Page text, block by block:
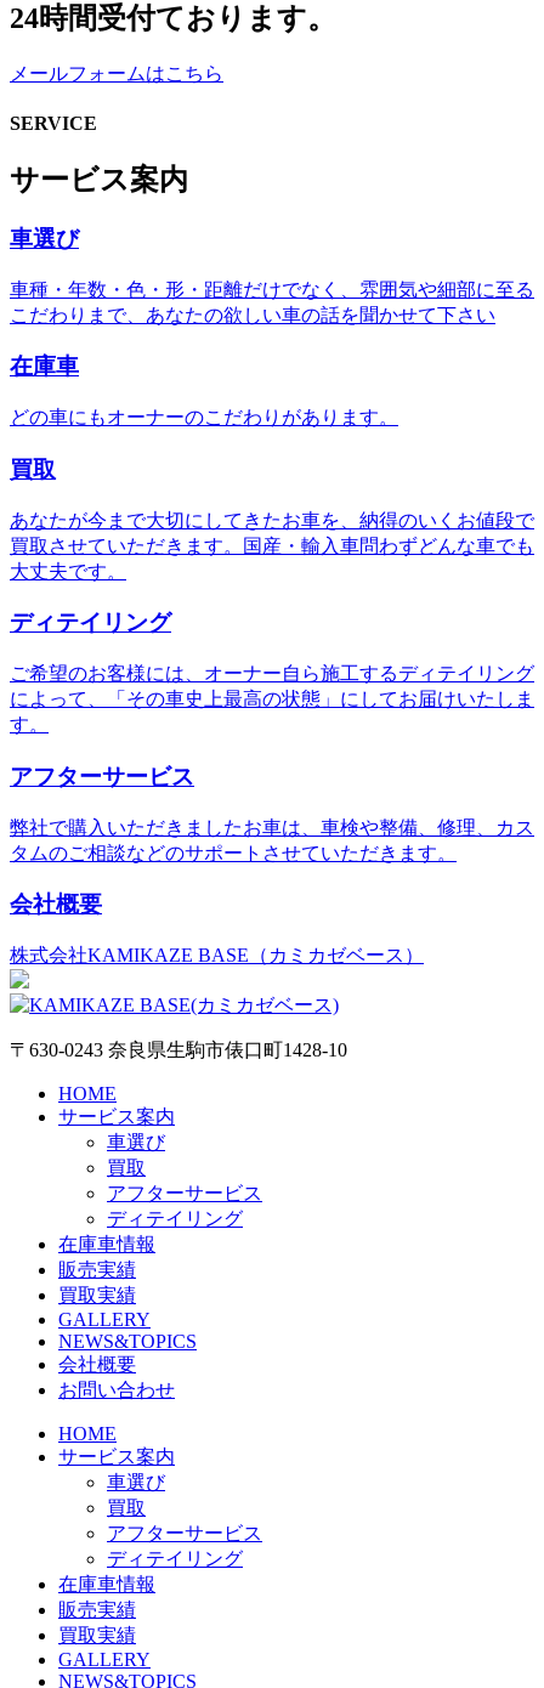
24時間受付ております。
メールフォームはこちら
SERVICE
サービス案内
車選び
車種・年数・色・形・距離だけでなく、雰囲気や細部に至る
こだわりまで、あなたの欲しい車の話を聞かせて下さい
在庫車
どの車にもオーナーのこだわりがあります。
買取
あなたが今まで大切にしてきたお車を、納得のいくお値段で
買取させていただきます。国産・輸入車問わずどんな車でも
大丈夫です。
ディテイリング
ご希望のお客様には、オーナー自ら施工するディテイリング
によって、「その車史上最高の状態」にしてお届けいたしま
す。
アフターサービス
弊社で購入いただきましたお車は、車検や整備、修理、カス
タムのご相談などのサポートさせていただきます。
会社概要
株式会社KAMIKAZE BASE（カミカゼベース）
〒630-0243 奈良県生駒市俵口町1428-10
HOME
サービス案内
車選び
買取
アフターサービス
ディテイリング
在庫車情報
販売実績
買取実績
GALLERY
NEWS&TOPICS
会社概要
お問い合わせ
HOME
サービス案内
車選び
買取
アフターサービス
ディテイリング
在庫車情報
販売実績
買取実績
GALLERY
NEWS&TOPICS